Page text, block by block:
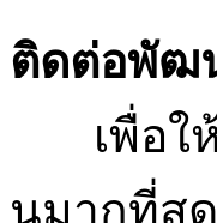
ติดต่อพัฒ
เพื่อให้
นมากที่สุ